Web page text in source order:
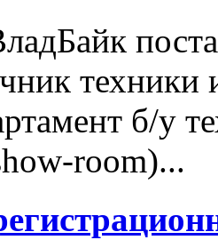
техники
б/у
room)...